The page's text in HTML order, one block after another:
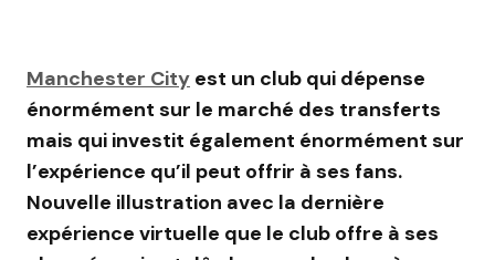
Manchester City est un club qui dépense
énormément sur le marché des transferts
mais qui investit également énormément sur
l’expérience qu’il peut offrir à ses fans.
Nouvelle illustration avec la dernière
expérience virtuelle que le club offre à ses